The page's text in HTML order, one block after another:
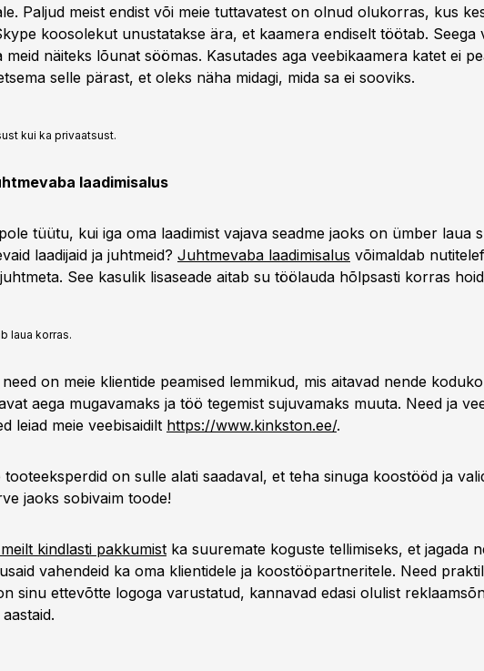
Paljud meist endist või meie tuttavatest on olnud olukorras, kus
koosolekut unustatakse ära, et kaamera endiselt töötab. Seega
meid näiteks lõunat söömas. Kasutades aga veebikaamera katet ei
selle pärast, et oleks näha midagi, mida sa ei sooviks.
kui ka privaatsust.
laadimisalus
tüütu, kui iga oma laadimist vajava seadme jaoks on ümber laua
laadijaid ja juhtmeid? Juhtmevaba laadimisalus võimaldab
See kasulik lisaseade aitab su töölauda hõlpsasti korras
laua korras.
on meie klientide peamised lemmikud, mis aitavad nende
aega mugavamaks ja töö tegemist sujuvamaks muuta. Need ja
leiad meie veebisaidilt https://www.kinkston.ee/.
tooteeksperdid on sulle alati saadaval, et teha sinuga koostööd ja
jaoks sobivaim toode!
kindlasti pakkumist ka suuremate koguste tellimiseks, et jagada
vahendeid ka oma klientidele ja koostööpartneritele. Need
sinu ettevõtte logoga varustatud, kannavad edasi olulist